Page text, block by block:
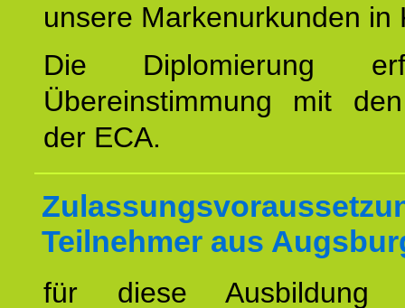
unsere Markenurkunden in
Die Diplomierung
Übereinstimmung mit
der ECA.
Teilnehmer aus
für diese